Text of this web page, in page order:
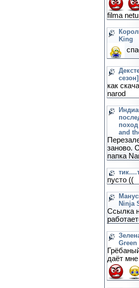
filma netu
King
сезон]
как
narod
and
заново.
папка
пусто ((
Ninja
Ссылка
Green
даёт мне